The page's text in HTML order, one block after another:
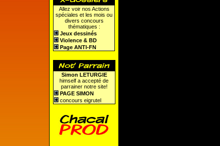
Allez voir nos Actions
spéciales et les mois ou
divers concours
thématiques :
Jeux dessinés
Violence & BD
Page ANTI-FN
Simon LETURGIE
himself a accepté de
parrainer notre site!
PAGE SIMON
concours eigrutel